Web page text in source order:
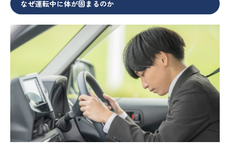
なぜ運転中に体が固まるのか